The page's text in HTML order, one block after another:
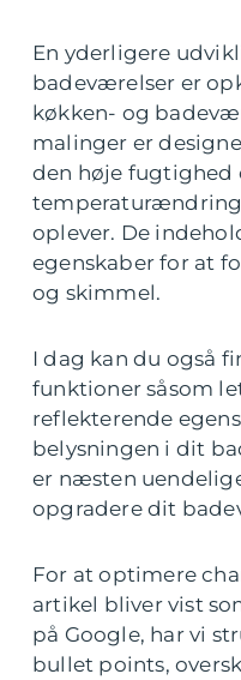
En yderligere
badeværelser er
køkken- og
malinger er
den høje fugtighed
oplever. De
egenskaber for at
og skimmel.
I dag kan du også
funktioner såsom
reflekterende
belysningen i dit
er næsten
opgradere dit
For at optimere
artikel bliver vist
på Google, har vi
bullet points,